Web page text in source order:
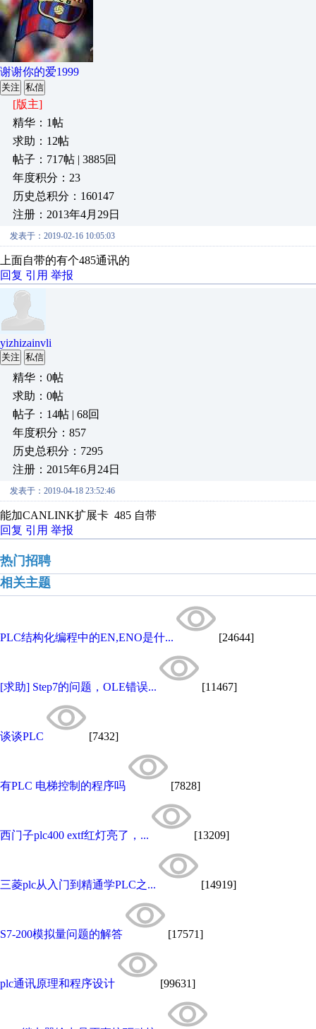
谢谢你的爱1999
关注 私信
[版主]
精华：1帖
求助：12帖
帖子：717帖 | 3885回
年度积分：23
历史总积分：160147
注册：2013年4月29日
发表于：2019-02-16 10:05:03
上面自带的有个485通讯的
回复 引用 举报
yizhizainvli
关注 私信
精华：0帖
求助：0帖
帖子：14帖 | 68回
年度积分：857
历史总积分：7295
注册：2015年6月24日
发表于：2019-04-18 23:52:46
能加CANLINK扩展卡 485 自带
回复 引用 举报
热门招聘
相关主题
PLC结构化编程中的EN,ENO是什... [24644]
[求助] Step7的问题，OLE错误... [11467]
谈谈PLC [7432]
有PLC 电梯控制的程序吗 [7828]
西门子plc400 extf红灯亮了，... [13209]
三菱plc从入门到精通学PLC之... [14919]
S7-200模拟量问题的解答 [17571]
plc通讯原理和程序设计 [99631]